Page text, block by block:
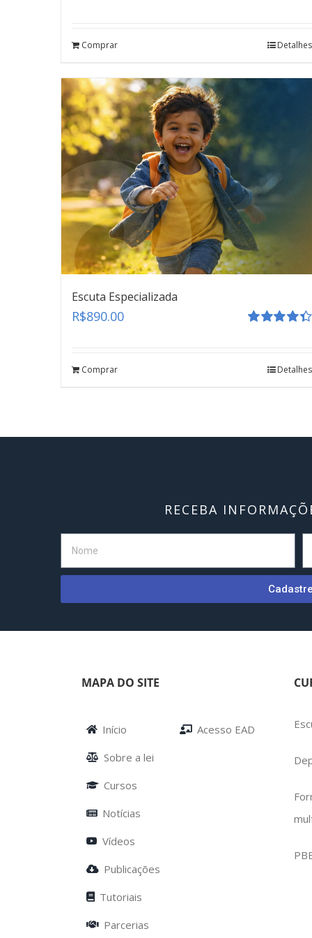
Comprar Detalhes
Escuta Especializada
R$890.00
Comprar Detalhes
RECEBA
MAPA DO SITE
Início
Sobre a lei
Cursos
Notícias
Vídeos
Publicações
Tutoriais
Parcerias
Acesso EAD